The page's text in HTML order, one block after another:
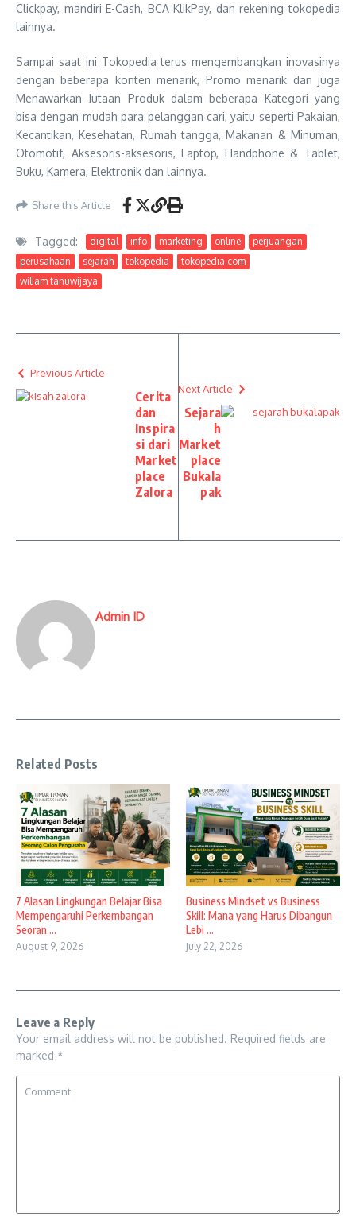
Clickpay, mandiri E-Cash, BCA KlikPay, dan rekening tokopedia
lainnya.
Sampai saat ini Tokopedia terus mengembangkan inovasinya
dengan beberapa konten menarik, Promo menarik dan juga
Menawarkan Jutaan Produk dalam beberapa Kategori yang
bisa dengan mudah para pelanggan cari, yaitu seperti Pakaian,
Kecantikan, Kesehatan, Rumah tangga, Makanan & Minuman,
Otomotif, Aksesoris-aksesoris, Laptop, Handphone & Tablet,
Buku, Kamera, Elektronik dan lainnya.
Share this Article
Tagged: digital info marketing online
perjuangan
perusahaan
sejarah tokopedia
tokopedia.com
wiliam tanuwijaya
Previous Article
Cerita
dan
Inspira
si dari
Market
place
Zalora
Next Article
Sejara
h
Market
place
Bukala
pak
Admin ID
Related Posts
7 Alasan Lingkungan Belajar Bisa
Mempengaruhi Perkembangan
Seoran ...
August 9, 2026
Business Mindset vs Business
Skill: Mana yang Harus Dibangun
Lebi ...
July 22, 2026
Leave a Reply
Your email address will not be published. Required fields are
marked *